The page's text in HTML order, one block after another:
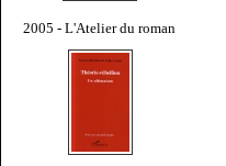
2005 - L'Atelier du roman